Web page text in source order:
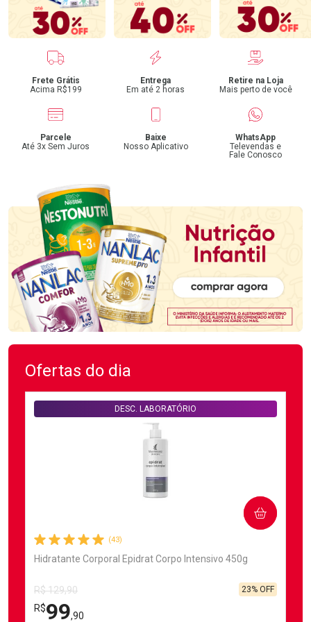
Benefícios
Frete Grátis
Acima R$199
Entrega
Em até 2 horas
Retire na Loja
Mais perto de você
Parcele
Até 3x Sem Juros
Baixe
Nosso Aplicativo
WhatsApp
Televendas e
Fale Conosco
Ofertas do dia
(43)
Hidratante Corporal Epidrat Corpo Intensivo 450g
DESC. LABORATÓRIO
R$ 129,90
R$99,90
23% OFF
COMPRAR